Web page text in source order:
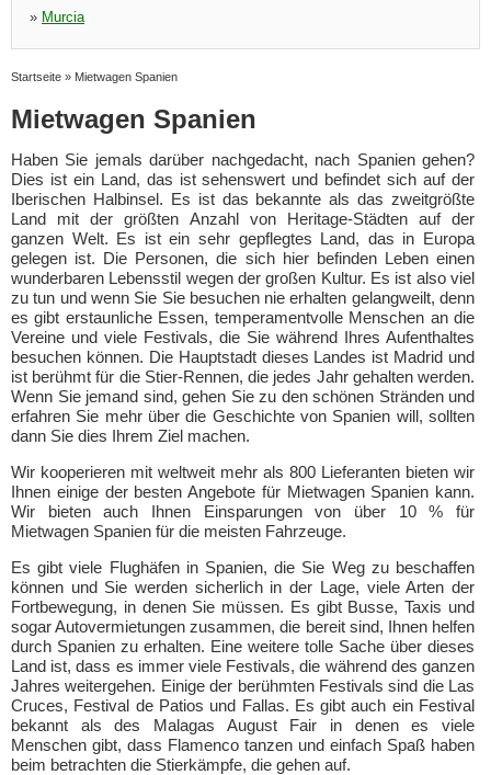
» Murcia
Startseite » Mietwagen Spanien
Mietwagen Spanien
Haben Sie jemals darüber nachgedacht, nach Spanien gehen?
Dies ist ein Land, das ist sehenswert und befindet sich auf der
Iberischen Halbinsel. Es ist das bekannte als das zweitgrößte
Land mit der größten Anzahl von Heritage-Städten auf der
ganzen Welt. Es ist ein sehr gepflegtes Land, das in Europa
gelegen ist. Die Personen, die sich hier befinden Leben einen
wunderbaren Lebensstil wegen der großen Kultur. Es ist also viel
zu tun und wenn Sie Sie besuchen nie erhalten gelangweilt, denn
es gibt erstaunliche Essen, temperamentvolle Menschen an die
Vereine und viele Festivals, die Sie während Ihres Aufenthaltes
besuchen können. Die Hauptstadt dieses Landes ist Madrid und
ist berühmt für die Stier-Rennen, die jedes Jahr gehalten werden.
Wenn Sie jemand sind, gehen Sie zu den schönen Stränden und
erfahren Sie mehr über die Geschichte von Spanien will, sollten
dann Sie dies Ihrem Ziel machen.
Wir kooperieren mit weltweit mehr als 800 Lieferanten bieten wir
Ihnen einige der besten Angebote für Mietwagen Spanien kann.
Wir bieten auch Ihnen Einsparungen von über 10 % für
Mietwagen Spanien für die meisten Fahrzeuge.
Es gibt viele Flughäfen in Spanien, die Sie Weg zu beschaffen
können und Sie werden sicherlich in der Lage, viele Arten der
Fortbewegung, in denen Sie müssen. Es gibt Busse, Taxis und
sogar Autovermietungen zusammen, die bereit sind, Ihnen helfen
durch Spanien zu erhalten. Eine weitere tolle Sache über dieses
Land ist, dass es immer viele Festivals, die während des ganzen
Jahres weitergehen. Einige der berühmten Festivals sind die Las
Cruces, Festival de Patios und Fallas. Es gibt auch ein Festival
bekannt als des Malagas August Fair in denen es viele
Menschen gibt, dass Flamenco tanzen und einfach Spaß haben
beim betrachten die Stierkämpfe, die gehen auf.